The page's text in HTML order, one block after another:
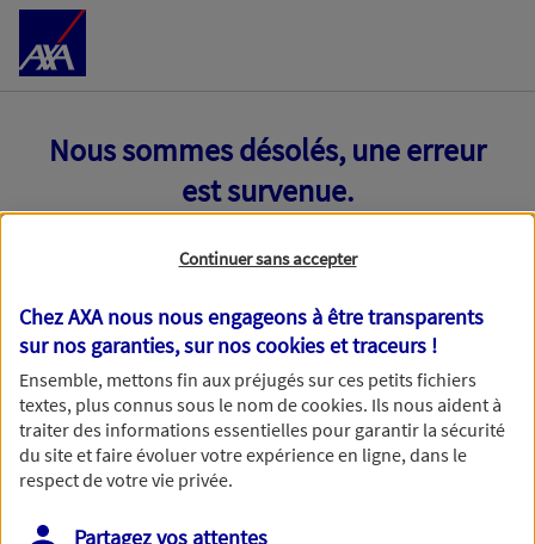
Accéder au Contenu
Nous sommes désolés, une erreur
est survenue.
Toutes nos excuses, une erreur technique nous empêche
Continuer sans accepter
Chez AXA nous nous engageons à être transparents
sur nos garanties, sur noscookies et traceurs !
Ensemble, mettons fin aux préjugés sur ces petits fichiers
textes, plus connus sous le nom decookies. Ils nous aident à
traiter des informations essentielles pour garantir la sécurité
du site et faire évoluer votre expérience en ligne, dans le
respect de votre vie privée.
Partagez vos attentes